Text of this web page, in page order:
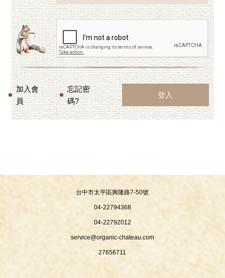
加入會
員
忘記密
碼?
台中市太平區興隆路7-50號
04-22794368
04-22792012
service@organic-chateau.com
27656711